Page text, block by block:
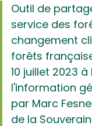
Outil de
service des
changement
forêts
10 juillet 2023
l'information
par Marc
de la